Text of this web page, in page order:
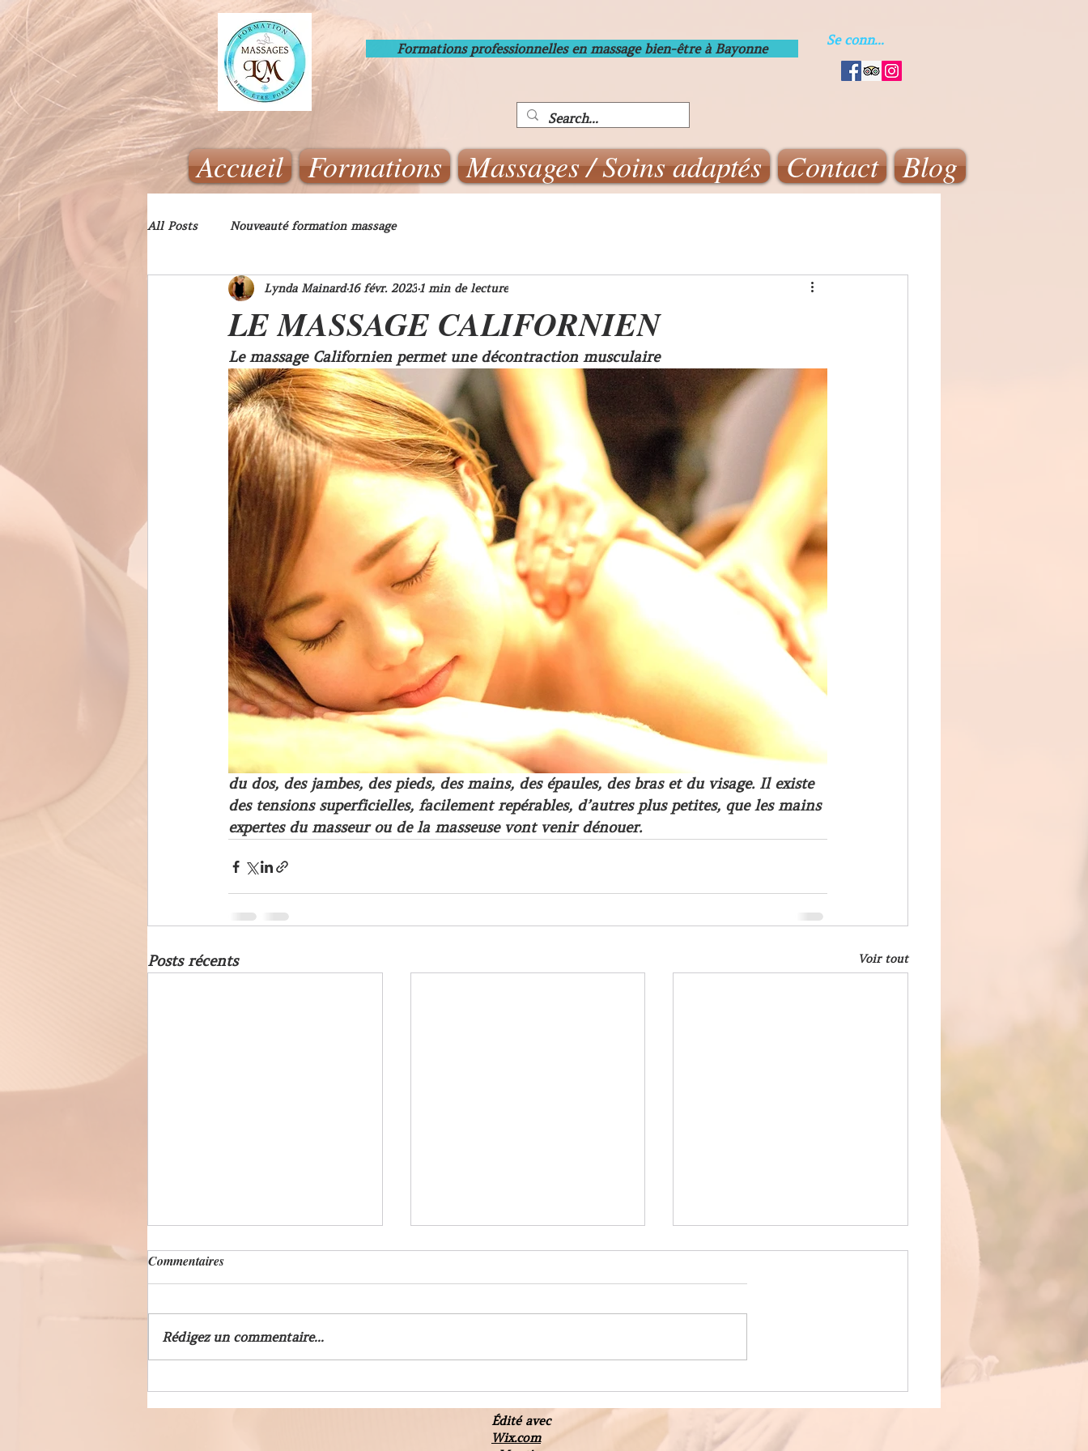
Formations professionnelles en massage bien-être à Bayonne
Se connecter
Accueil Formations Massages / Soins adaptés Contact Blog
All Posts Nouveauté formation massage
LE MASSAGE CALIFORNIEN
Lynda Mainard16 févr. 20231 min de lecture
Le massage Californien permet une décontraction musculaire
du dos, des jambes, des pieds, des mains, des épaules, des bras et du visage. Il existe
des tensions superficielles, facilement repérables, d’autres plus petites, que les mains
expertes du masseur ou de la masseuse vont venir dénouer.
Posts récents Voir tout
Formation masseur
professionnel : étapes et
Massage Ayurvédique-
Shirodara
Formation drainage
lymphatique esthétique
Commentaires
Rédigez un commentaire...
Édité avec
Wix.com